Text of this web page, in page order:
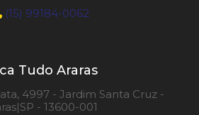
(15) 99184-0062
Tudo Araras
4997 - Jardim Santa Cruz -
- 13600-001